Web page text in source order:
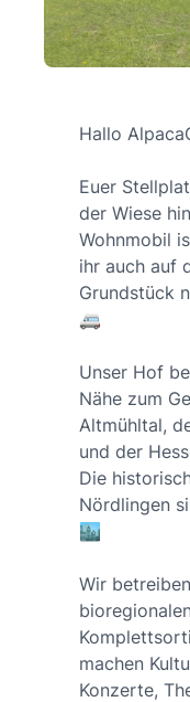
Hallo
Euer
der Wiese
Wohnmobil
ihr auch auf
Grundstück
🚐
Unser Hof
Nähe zum
Altmühltal,
und der
Die
Nördlingen
🏙
Wir
machen
Konzerte,